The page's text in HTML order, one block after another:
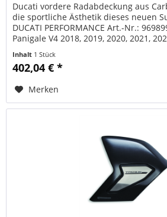
Ducati vordere Radabdeckung aus
die sportliche Ästhetik dieses neuen
DUCATI PERFORMANCE Art.-Nr.:
Panigale V4 2018, 2019, 2020, 2021,
Inhalt 1 Stück
402,04 € *
Merken